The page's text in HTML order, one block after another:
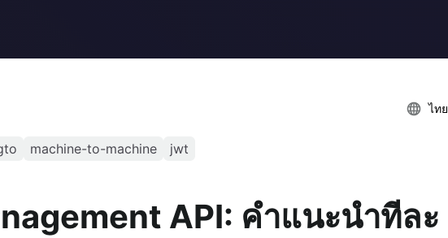
ไทย
machine-to-machine jwt
API: คำแนะนำทีละ